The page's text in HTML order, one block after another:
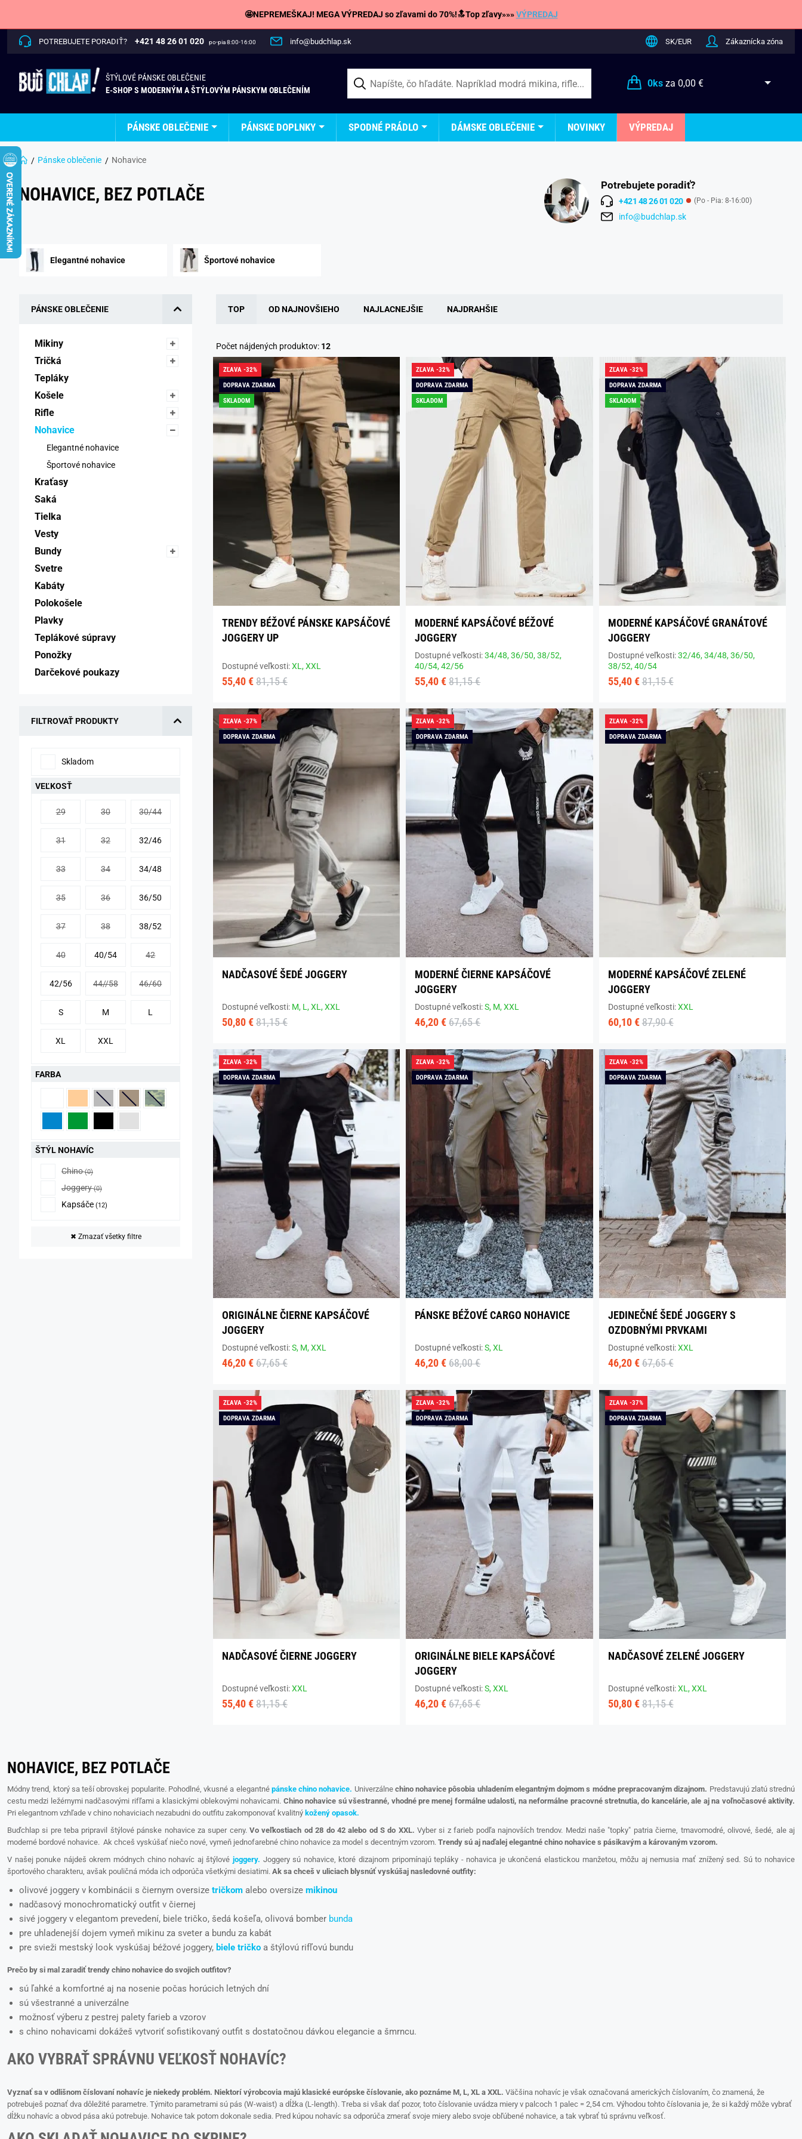
🤩NEPREMEŠKAJ! MEGA VÝPREDAJ so zľavami do 70%!🔝Top zľavy»»»VÝPREDAJ
POTREBUJETE PORADIŤ? +421 48 26 01 020 po-pia 8:00-16:00 info@budchlap.sk SK/EUR Zákaznícka zóna
ŠTÝLOVÉ PÁNSKE OBLEČENIE
E-SHOP S MODERNÝM A ŠTÝLOVÝM PÁNSKYM OBLEČENÍM
0ksza 0,00 €
PÁNSKE OBLEČENIE PÁNSKE DOPLNKY SPODNÉ PRÁDLO DÁMSKE OBLEČENIE NOVINKY VÝPREDAJ
Pánske oblečenie Nohavice
NOHAVICE, BEZ POTLAČE Potrebujete poradiť?
+421 48 26 01 020 (Po - Pia: 8-16:00)
info@budchlap.sk
Elegantné nohavice Športové nohavice
PÁNSKE OBLEČENIE
Mikiny
Tričká
Tepláky
Košele
Rifle
Nohavice
Elegantné nohavice
Športové nohavice
Kraťasy
Saká
Tielka
Vesty
Bundy
Svetre
Kabáty
Polokošele
Plavky
Teplákové súpravy
Ponožky
Darčekové poukazy
FILTROVAŤ PRODUKTY
Skladom
VEĽKOSŤ
29 30 30/44
31 32 32/46
33 34 34/48
35 36 36/50
37 38 38/52
40 40/54 42
42/56 44//58 46/60
S M L
XL XXL
FARBA
ŠTÝL NOHAVÍC
Chino (0)
Joggery (0)
Kapsáče (12)
✖ Zmazať všetky filtre
TOP OD NAJNOVŠIEHO NAJLACNEJŠIE NAJDRAHŠIE
Počet nájdených produktov: 12
ZĽAVA -32%
DOPRAVA ZDARMA
SKLADOM
TRENDY BÉŽOVÉ PÁNSKE KAPSÁČOVÉ
JOGGERY UP
Dostupné veľkosti:XL,XXL
55,40 € 81,15 €
ZĽAVA -32%
DOPRAVA ZDARMA
SKLADOM
MODERNÉ KAPSÁČOVÉ BÉŽOVÉ
JOGGERY
Dostupné veľkosti:34/48,36/50,38/52,
40/54,42/56
55,40 € 81,15 €
ZĽAVA -32%
DOPRAVA ZDARMA
SKLADOM
MODERNÉ KAPSÁČOVÉ GRANÁTOVÉ
JOGGERY
Dostupné veľkosti:32/46,34/48,36/50,
38/52,40/54
55,40 € 81,15 €
ZĽAVA -37%
DOPRAVA ZDARMA
NADČASOVÉ ŠEDÉ JOGGERY
Dostupné veľkosti: M, L,XL,XXL
50,80 € 81,15 €
ZĽAVA -32%
DOPRAVA ZDARMA
MODERNÉ ČIERNE KAPSÁČOVÉ
JOGGERY
Dostupné veľkosti:S, M,XXL
46,20 € 67,65 €
ZĽAVA -32%
DOPRAVA ZDARMA
MODERNÉ KAPSÁČOVÉ ZELENÉ
JOGGERY
Dostupné veľkosti:XXL
60,10 € 87,90 €
ZĽAVA -32%
DOPRAVA ZDARMA
ORIGINÁLNE ČIERNE KAPSÁČOVÉ
JOGGERY
Dostupné veľkosti:S, M,XXL
46,20 € 67,65 €
ZĽAVA -32%
DOPRAVA ZDARMA
PÁNSKE BÉŽOVÉ CARGO NOHAVICE
Dostupné veľkosti:S,XL
46,20 € 68,00 €
ZĽAVA -32%
DOPRAVA ZDARMA
JEDINEČNÉ ŠEDÉ JOGGERY S
OZDOBNÝMI PRVKAMI
Dostupné veľkosti:XXL
46,20 € 67,65 €
ZĽAVA -32%
DOPRAVA ZDARMA
NADČASOVÉ ČIERNE JOGGERY
Dostupné veľkosti:XXL
55,40 € 81,15 €
ZĽAVA -32%
DOPRAVA ZDARMA
ORIGINÁLNE BIELE KAPSÁČOVÉ
JOGGERY
Dostupné veľkosti:S,XXL
46,20 € 67,65 €
ZĽAVA -37%
DOPRAVA ZDARMA
NADČASOVÉ ZELENÉ JOGGERY
Dostupné veľkosti:XL,XXL
50,80 € 81,15 €
NOHAVICE, BEZ POTLAČE
Módny trend, ktorý sa teší obrovskej popularite. Pohodlné, vkusné a elegantné pánske chino nohavice. Univerzálne chino nohavice pôsobia uhladením elegantným dojmom s módne prepracovaným dizajnom. Predstavujú zlatú strednú
cestu medzi ležérnymi nadčasovými rifľami a klasickými oblekovými nohavicami. Chino nohavice sú všestranné, vhodné pre menej formálne udalosti, na neformálne pracovné stretnutia, do kancelárie, ale aj na voľnočasové aktivity.
Pri elegantnom vzhľade v chino nohaviciach nezabudni do outfitu zakomponovať kvalitný kožený opasok.
Buďchlap si pre teba pripravil štýlové pánske nohavice za super ceny.Vo veľkostiach od 28 do 42 alebo od S do XXL. Vyber si z farieb podľa najnovších trendov. Medzi naše "topky" patria čierne, tmavomodré, olivové, šedé, ale aj
moderné bordové nohavice. Ak chceš vyskúšať niečo nové, vymeň jednofarebné chino nohavice za model s decentným vzorom. Trendy sú aj naďalej elegantné chino nohavice s pásikavým a károvaným vzorom.
V našej ponuke nájdeš okrem módnych chino nohavíc aj štýlové joggery. Joggery sú nohavice, ktoré dizajnom pripomínajú tepláky - nohavica je ukončená elastickou manžetou, môžu aj nemusia mať znížený sed. Sú to nohavice
športového charakteru, avšak pouličná móda ich odporúča všetkými desiatimi. Ak sa chceš v uliciach blysnúť vyskúšaj nasledovné outfity:
olivové joggery v kombinácii s čiernym oversize tričkom alebo oversize mikinou
nadčasový monochromatický outfit v čiernej
sivé joggery v elegantom prevedení, biele tričko, šedá košeľa, olivová bomber bunda
pre uhladenejší dojem vymeň mikinu za sveter a bundu za kabát
pre svieži mestský look vyskúšaj béžové joggery, biele tričko a štýlovú rifľovú bundu
Prečo by si mal zaradiť trendy chino nohavice do svojich outfitov?
sú ľahké a komfortné aj na nosenie počas horúcich letných dní
sú všestranné a univerzálne
možnosť výberu z pestrej palety farieb a vzorov
s chino nohavicami dokážeš vytvoriť sofistikovaný outfit s dostatočnou dávkou elegancie a šmrncu.
AKO VYBRAŤ SPRÁVNU VEĽKOSŤ NOHAVÍC?
Vyznať sa v odlišnom číslovaní nohavíc je niekedy problém. Niektorí výrobcovia majú klasické európske číslovanie, ako poznáme M, L, XL a XXL. Väčšina nohavíc je však označovaná amerických číslovaním, čo znamená, že
potrebuješ poznať dva dôležité parametre. Týmito parametrami sú pás (W-waist) a dĺžka (L-length). Treba si však dať pozor, toto číslovanie uvádza miery v palcoch 1 palec = 2,54 cm. Výhodou tohto číslovania je, že si každý môže vybrať
dĺžku nohavíc a obvod pása akú potrebuje. Nohavice tak potom dokonale sedia. Pred kúpou nohavíc sa odporúča zmerať svoje miery alebo svoje obľúbené nohavice, a tak vybrať tú správnu veľkosť.